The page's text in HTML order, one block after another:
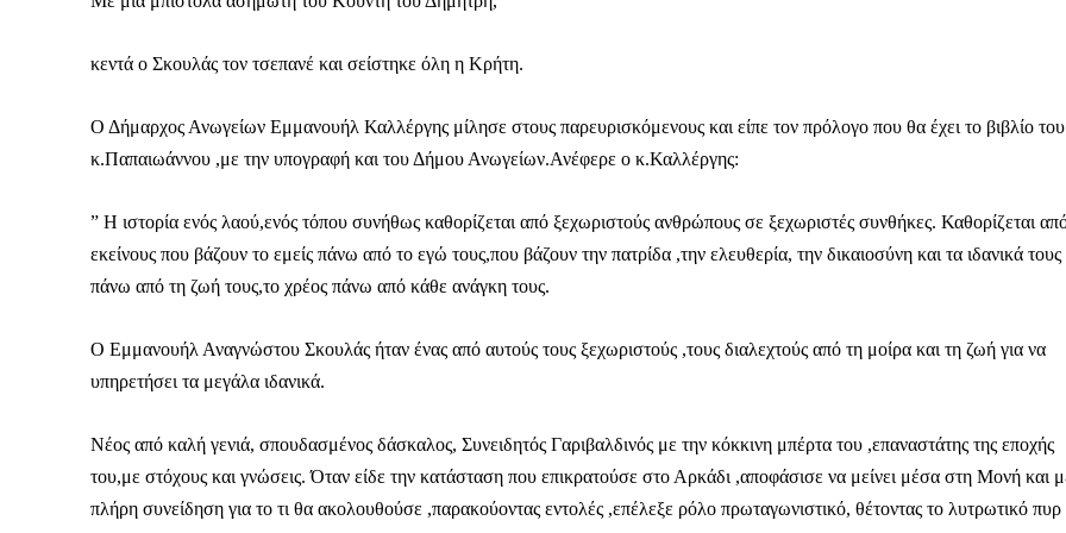
κεντά ο Σκουλάς τον τσεπανέ και σείστηκε όλη η Κρήτη.
Ο Δήμαρχος Ανωγείων Εμμανουήλ Καλλέργης μίλησε στους παρευρισκόμενους και είπε τον πρόλογο που θα έχει το βιβλίο του
κ.Παπαιωάννου ,με την υπογραφή και του Δήμου Ανωγείων.Ανέφερε ο κ.Καλλέργης:
” H ιστορία ενός λαού,ενός τόπου συνήθως καθορίζεται από ξεχωριστούς ανθρώπους σε ξεχωριστές συνθήκες. Καθορίζεται
εκείνους που βάζουν το εμείς πάνω από το εγώ τους,που βάζουν την πατρίδα ,την ελευθερία, την δικαιοσύνη και τα ιδανικά τους
πάνω από τη ζωή τους,το χρέος πάνω από κάθε ανάγκη τους.
Ο Εμμανουήλ Αναγνώστου Σκουλάς ήταν ένας από αυτούς τους ξεχωριστούς ,τους διαλεχτούς από τη μοίρα και τη ζωή για να
υπηρετήσει τα μεγάλα ιδανικά.
Νέος από καλή γενιά, σπουδασμένος δάσκαλος, Συνειδητός Γαριβαλδινός με την κόκκινη μπέρτα του ,επαναστάτης της εποχής
του,με στόχους και γνώσεις. Όταν είδε την κατάσταση που επικρατούσε στο Αρκάδι ,αποφάσισε να μείνει μέσα στη Μονή και
πλήρη συνείδηση για το τι θα ακολουθούσε ,παρακούοντας εντολές ,επέλεξε ρόλο πρωταγωνιστικό, θέτοντας το λυτρωτικό πυρ